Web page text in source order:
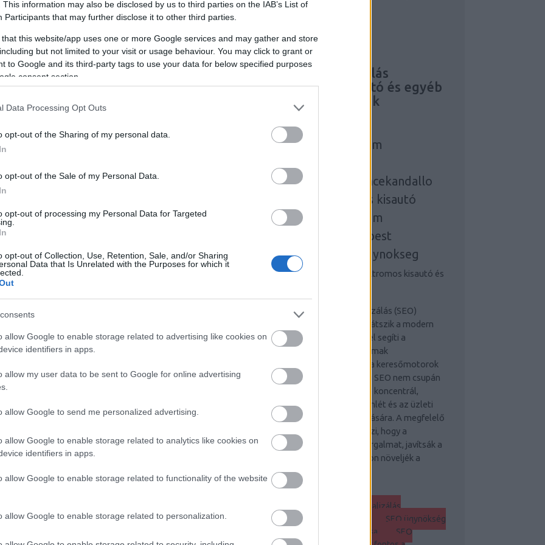
This information may also be disclosed by us to third parties on the IAB’s List of
Participants that may further disclose it to other third parties.
that this website/app uses one or more Google services and may gather and store
but not limited to your visit or usage behaviour. You may click to grant or
to Google and its third-party tags to use your data for below specified purposes
consent section.
Data Processing Opt Outs
opt-out of the Sharing of my personal data.
opt-out of the Sale of my Personal Data.
opt-out of processing my Personal Data for Targeted
opt-out of Collection, Use, Retention, Sale, and/or Sharing
Data that Is Unrelated with the Purposes for which it
allow Google to enable storage related to advertising like cookies on
identifiers in apps.
allow my user data to be sent to Google for online advertising
allow Google to send me personalized advertising.
allow Google to enable storage related to analytics like cookies on
identifiers in apps.
allow Google to enable storage related to functionality of the website
allow Google to enable storage related to personalization.
Mi az önfejlesztés?
Az önfejlesztés egy olyan folyamat, amely
során az egyén aktívan törekszik arra, hogy
fizikai vagy szociális területekről. Ez a
tevékenységeket, amelyek hozzájárulnak az
adott cél elérése, hanem egy életen át tartó
potenciálját, javítsa életminőségét és
Miért fontos az önfejlesztés?
önmagukat, felismerjék és fejlesszék
képességeiket, valamint megvalósítsák saját
teszi számukra, hogy túllépjenek korlátaikon
személyes kapcsolatok javítása vagy
Jobb döntéshozatal és problémamegoldás
Az önfejlesztéssel együtt járó tudatosság és
jobban felmérni saját érzéseiket,
teszi számukra, hogy informáltabb és
használtautó
ELEKTROMOS KISAUTÓ
Stratégiai
keresőoptimalizálás
Elektromos
kisautó és egyéb
más érdekességek
Szonyegtakaritas
Kelahvagyonvedelem
cserepkalyhakemencekandallo
legjobb elektromos kisautó
Angolnyelvtanfolyam
Futesszerelesbudapest
Keresomarketingugynokseg
Szonyegtisztitas
Elektromos kisautó és
A stratégiai keresőoptimalizálás (SEO)
kulcsfontosságú szerepet játszik a modern
digitális marketingben, mivel segíti a
weboldalak és online tartalmak
láthatóságának növelését a keresőmotorok
találati listáján. A stratégiai SEO nem csupán
a kulcsszavak használatára koncentrál,
hanem az egész online jelenlét és az üzleti
célok szoros összekapcsolására. A megfelelő
SEO stratégia lehetővé teszi, hogy a
vállalkozások növeljék a forgalmat, javítsák a
konverziókat, és végső soron növeljék a
bevételeiket.
Keresőoptimalizálás
Ügynökségek és Linképítés
SEO ügynökség
– A hatékony linképítés kulcsa
SEO